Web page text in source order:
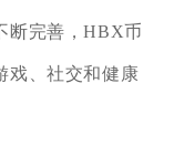
断完善，HBX币
戏、社交和健康